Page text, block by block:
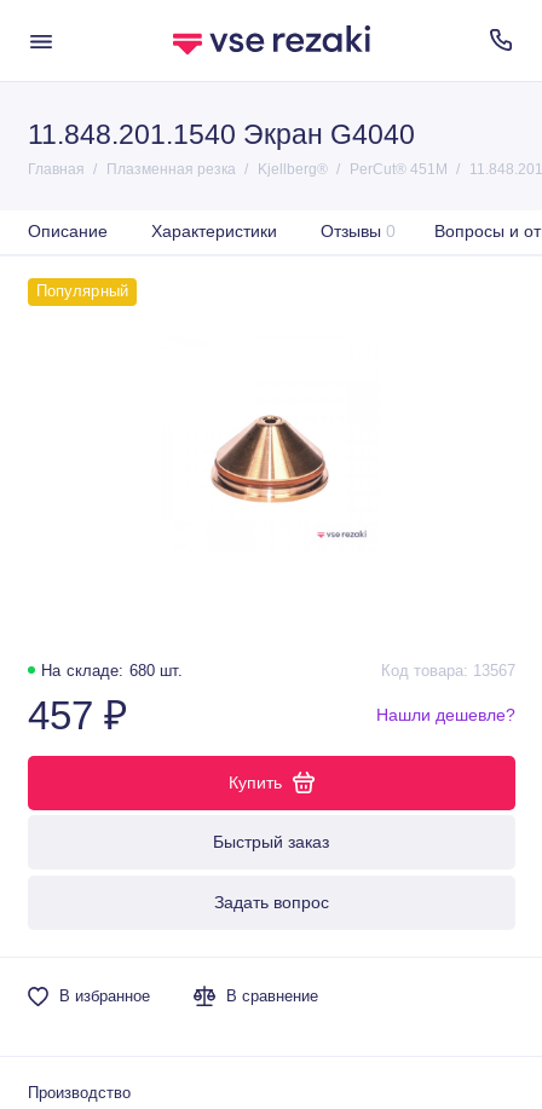
11.848.201.1540 Экран G4040
Главная Плазменная резка Kjellberg® PerCut® 451M
Описание Характеристики Отзывы 0 Вопросы и
Популярный
На складе: 680 шт. Код товара: 13567
457 ₽
Купить
Быстрый заказ
Задать вопрос
Нашли дешевле?
В избранное В сравнение
Производство